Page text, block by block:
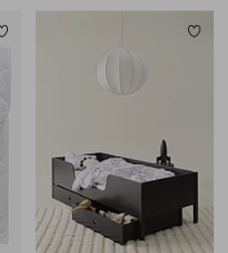
Lisää suosikkeihin Lisää